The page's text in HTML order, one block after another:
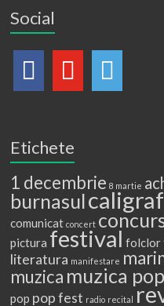
Social
Etichete
1 decembrie 8 martie
burnasulcaligraf
comunicat concert
pictura festival folclor
literatura manifestare
muzica muzica
pop pop fest radio recital